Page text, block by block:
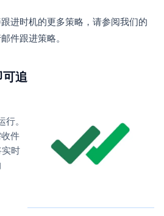
进时机的更多策略，请参阅我们的
件跟进策略。
可追
。
件
实时